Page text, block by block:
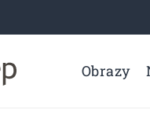
Obrazy